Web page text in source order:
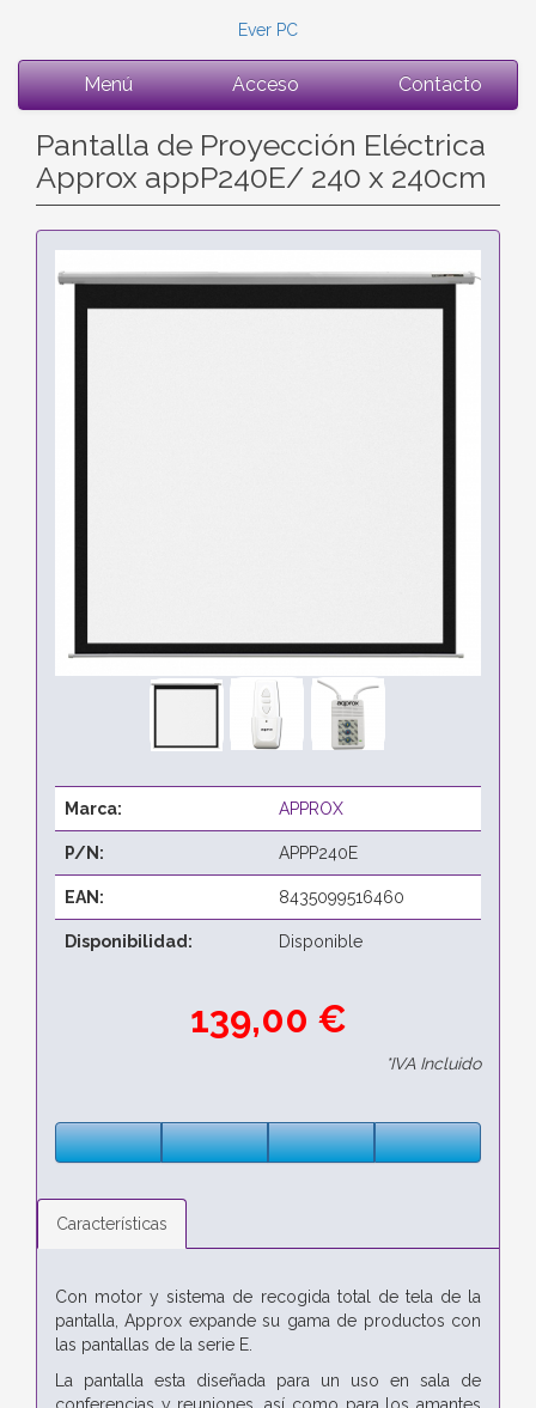
Ever PC
Menú Acceso Contacto
Pantalla de Proyección Eléctrica
Approx appP240E/ 240 x 240cm
Marca: APPROX
P/N: APPP240E
EAN: 8435099516460
Disponibilidad: Disponible
139,00 €
*IVA Incluido
Características
Con motor y sistema de recogida total de tela de la
pantalla, Approx expande su gama de productos con
las pantallas de la serie E.
La pantalla esta diseñada para un uso en sala de
conferencias y reuniones, así como para los amantes